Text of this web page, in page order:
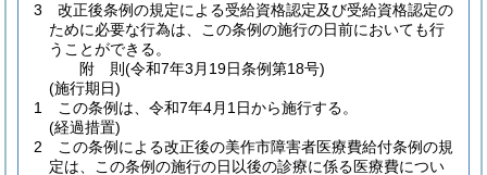
3
改正後条例の規定による受給資格認定及び受給資格認定の
ために必要な行為は、この条例の施行の日前においても行
うことができる。
附 則(令和7年3月19日条例第18号)
(施行期日)
1
この条例は、令和7年4月1日から施行する。
(経過措置)
2
この条例による改正後の美作市障害者医療費給付条例の規
定は、この条例の施行の日以後の診療に係る医療費につい